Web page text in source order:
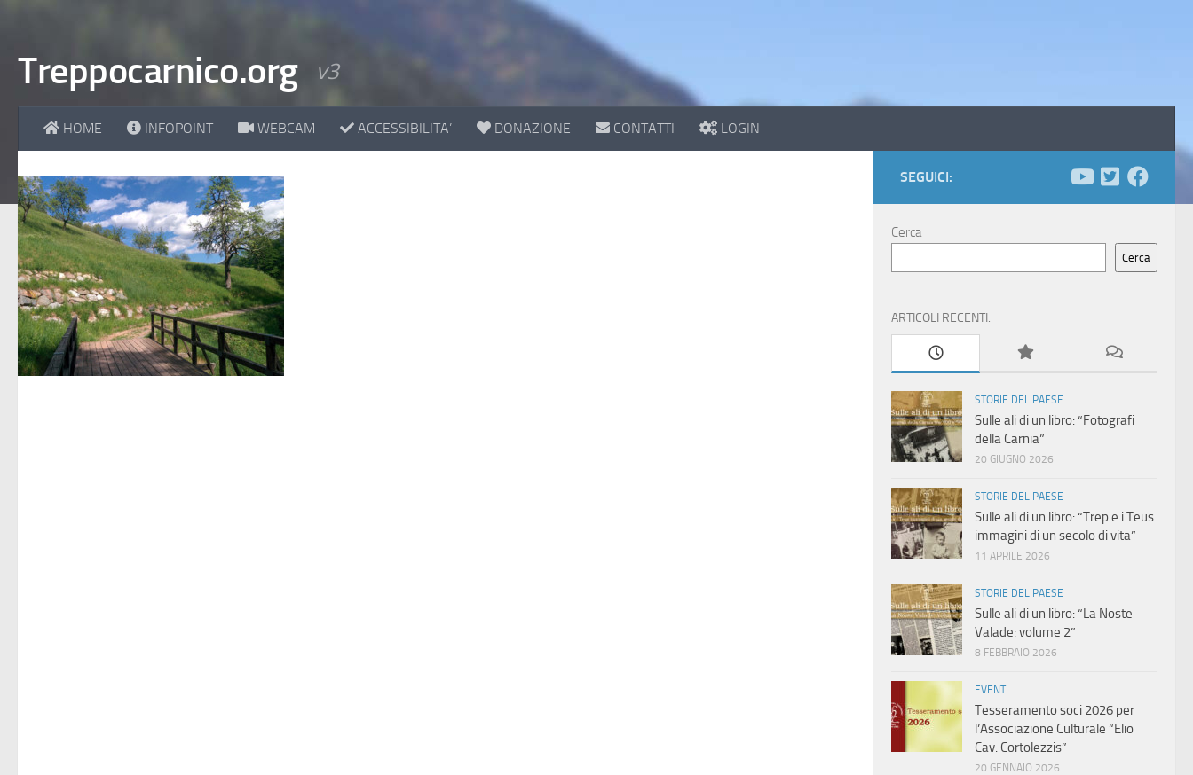
Treppocarnico.org v3
HOME INFOPOINT WEBCAM ACCESSIBILITA’ DONAZIONE CONTATTI LOGIN
SEGUICI:
Cerca
Cerca
ARTICOLI RECENTI:
STORIE DEL PAESE
Sulle ali di un libro: “Fotografi
della Carnia”
20 GIUGNO 2026
STORIE DEL PAESE
Sulle ali di un libro: “Trep e i Teus
immagini di un secolo di vita”
11 APRILE 2026
STORIE DEL PAESE
Sulle ali di un libro: “La Noste
Valade: volume 2”
8 FEBBRAIO 2026
EVENTI
Tesseramento soci 2026 per
l’Associazione Culturale “Elio
Cav. Cortolezzis”
20 GENNAIO 2026